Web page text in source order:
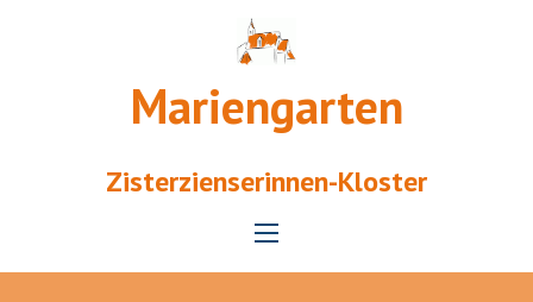
Mariengarten
Zisterzienserinnen-Kloster